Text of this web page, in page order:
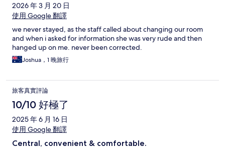
2026 年 3 月 20 日
使用 Google 翻譯
we never stayed, as the staff called about changing our room
and when i asked for information she was very rude and then
hanged up on me. never been corrected.
Joshua，1 晚旅行
旅客真實評論
10/10 好極了
2025 年 6 月 16 日
使用 Google 翻譯
Central, convenient & comfortable.